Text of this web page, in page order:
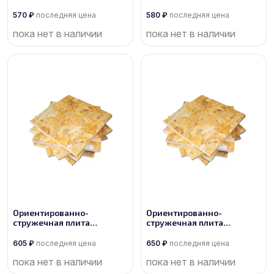
570 ₽ последняя цена
пока нет в наличии
580 ₽ последняя цена
пока нет в наличии
Ориентированно-
стружечная плита
605 ₽ последняя цена
пока нет в наличии
Ориентированно-
стружечная плита
650 ₽ последняя цена
пока нет в наличии